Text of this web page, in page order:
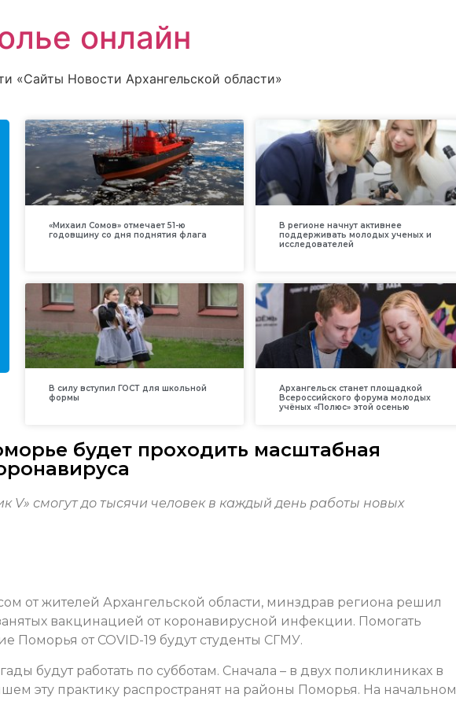
онлайн
«Сайты Новости Архангельской области»
«Михаил Сомов» отмечает 51-ю
годовщину со дня поднятия флага
В регионе начнут активнее
поддерживать молодых ученых и
исследователей
В силу вступил ГОСТ для школьной
формы
Архангельск станет площадкой
Всероссийского форума молодых
учёных «Полюс» этой осенью
будет проходить масштабная
V» смогут до тысячи человек в каждый день работы новых
от жителей Архангельской области, минздрав региона решил
вакцинацией от коронавирусной инфекции. Помогать
Поморья от COVID-19 будут студенты СГМУ.
будут работать по субботам. Сначала – в двух поликлиниках в
эту практику распространят на районы Поморья. На начальном